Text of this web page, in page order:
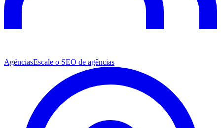
AgênciasEscale o SEO de agências